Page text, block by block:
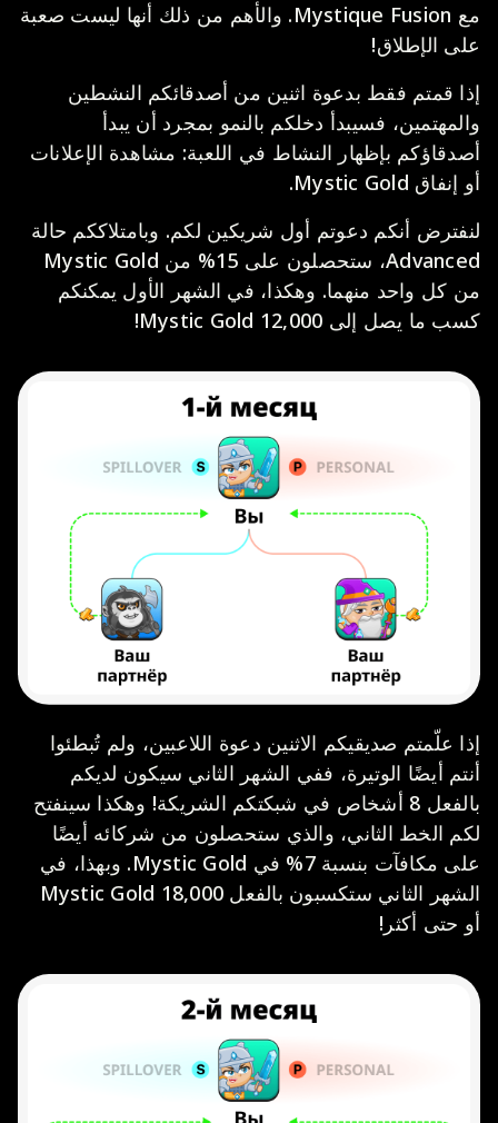
مع Mystique Fusion. والأهم من ذلك أنها ليست صعبة
على الإطلاق!
إذا قمتم فقط بدعوة اثنين من أصدقائكم النشطين
والمهتمين، فسيبدأ دخلكم بالنمو بمجرد أن يبدأ
أصدقاؤكم بإظهار النشاط في اللعبة: مشاهدة الإعلانات
أو إنفاق Mystic Gold.
لنفترض أنكم دعوتم أول شريكين لكم. وبامتلاككم حالة
Advanced، ستحصلون على 15% من Mystic Gold
من كل واحد منهما. وهكذا، في الشهر الأول يمكنكم
كسب ما يصل إلى 12,000 Mystic Gold!
إذا علّمتم صديقيكم الاثنين دعوة اللاعبين، ولم تُبطئوا
أنتم أيضًا الوتيرة، ففي الشهر الثاني سيكون لديكم
بالفعل 8 أشخاص في شبكتكم الشريكة! وهكذا سينفتح
لكم الخط الثاني، والذي ستحصلون من شركائه أيضًا
على مكافآت بنسبة 7% في Mystic Gold. وبهذا، في
الشهر الثاني ستكسبون بالفعل 18,000 Mystic Gold
أو حتى أكثر!